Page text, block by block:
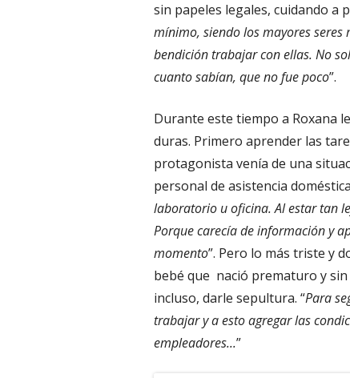
sin papeles legales, cuidando a
mínimo, siendo los mayores
bendición trabajar con ellas. No
cuanto sabían, que no fue poco”.
Durante este tiempo a Roxana
duras. Primero aprender las
protagonista venía de una
personal de asistencia
laboratorio u oficina. Al estar tan
Porque carecía de información y
momento”. Pero lo más triste y
bebé que nació prematuro y
incluso, darle sepultura. “Para
trabajar y a esto agregar las
empleadores...”